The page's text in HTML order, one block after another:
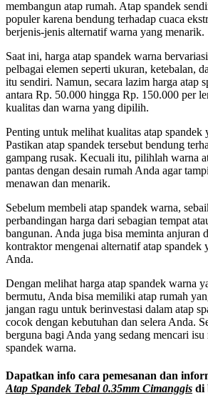
membangun atap rumah. Atap spandek
populer karena bendung terhadap cuaca
berjenis-jenis alternatif warna yang menarik.
Saat ini, harga atap spandek warna
pelbagai elemen seperti ukuran, ketebalan,
itu sendiri. Namun, secara lazim harga atap
antara Rp. 50.000 hingga Rp. 150.000 per
kualitas dan warna yang dipilih.
Penting untuk melihat kualitas atap spandek
Pastikan atap spandek tersebut bendung
gampang rusak. Kecuali itu, pilihlah warna
pantas dengan desain rumah Anda agar
menawan dan menarik.
Sebelum membeli atap spandek warna,
perbandingan harga dari sebagian tempat
bangunan. Anda juga bisa meminta anjuran
kontraktor mengenai alternatif atap spandek
Anda.
Dengan melihat harga atap spandek warna
bermutu, Anda bisa memiliki atap rumah
jangan ragu untuk berinvestasi dalam atap
cocok dengan kebutuhan dan selera Anda.
berguna bagi Anda yang sedang mencari isu
spandek warna.
Dapatkan info cara pemesanan dan
Atap Spandek Tebal 0.35mm Cimanggis di